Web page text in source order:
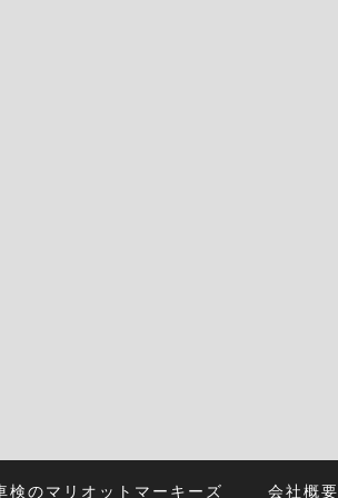
検のマリオットマーキーズ 会社概要